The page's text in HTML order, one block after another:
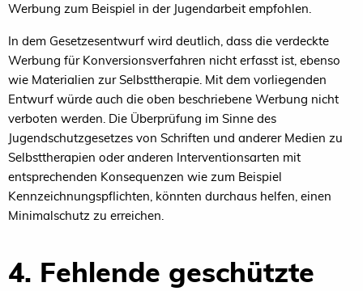
Werbung zum Beispiel in der Jugendarbeit empfohlen.
In dem Gesetzesentwurf wird deutlich, dass die verdeckte
Werbung für Konversionsverfahren nicht erfasst ist, ebenso
wie Materialien zur Selbsttherapie. Mit dem vorliegenden
Entwurf würde auch die oben beschriebene Werbung nicht
verboten werden. Die Überprüfung im Sinne des
Jugendschutzgesetzes von Schriften und anderer Medien zu
Selbsttherapien oder anderen Interventionsarten mit
entsprechenden Konsequenzen wie zum Beispiel
Kennzeichnungspflichten, könnten durchaus helfen, einen
Minimalschutz zu erreichen.
4. Fehlende geschützte